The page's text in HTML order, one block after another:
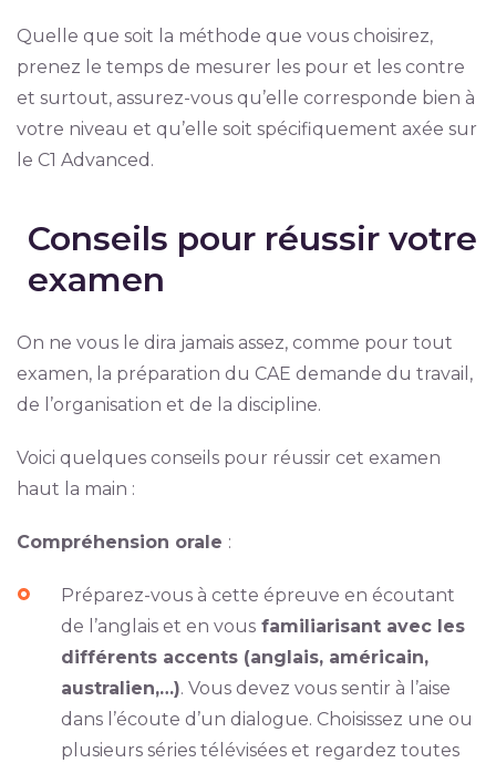
Quelle que soit la méthode que vous choisirez,
prenez le temps de mesurer les pour et les contre
et surtout, assurez-vous qu’elle corresponde bien à
votre niveau et qu’elle soit spécifiquement axée sur
le C1 Advanced.
Conseils pour réussir votre
examen
On ne vous le dira jamais assez, comme pour tout
examen, la préparation du CAE demande du travail,
de l’organisation et de la discipline.
Voici quelques conseils pour réussir cet examen
haut la main :
Compréhension orale :
Préparez-vous à cette épreuve en écoutant
de l’anglais et en vous familiarisant avec les
différents accents (anglais, américain,
australien,…). Vous devez vous sentir à l’aise
dans l’écoute d’un dialogue. Choisissez une ou
plusieurs séries télévisées et regardez toutes